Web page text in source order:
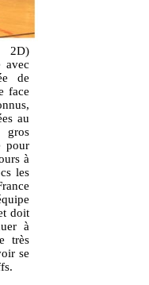
2D)
avec
de
face
au
pour
à
les
doit
à
très
se